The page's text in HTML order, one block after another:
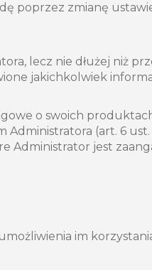
poprzez zmianę
lecz nie dłużej niż
jakichkolwiek
o swoich
(art. 6
Administrator jest
im